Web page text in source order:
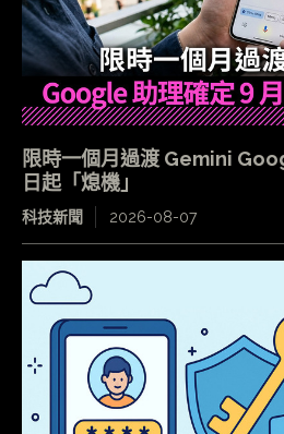
限時一個月過渡 Gemini
日起「熄機」
科技新聞 2026-08-07